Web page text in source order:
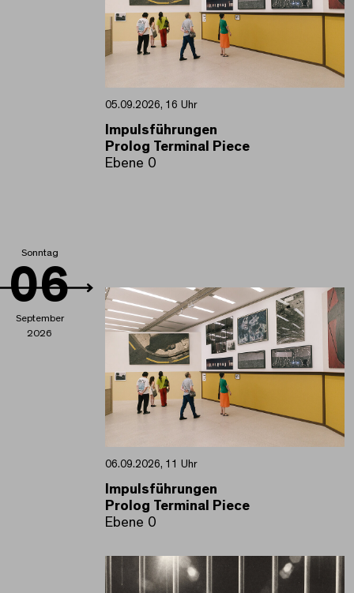
05.09.2026, 16 Uhr
Impulsführungen
Prolog Terminal Piece
Ebene 0
Sonntag
06
September
2026
06.09.2026, 11 Uhr
Impulsführungen
Prolog Terminal Piece
Ebene 0